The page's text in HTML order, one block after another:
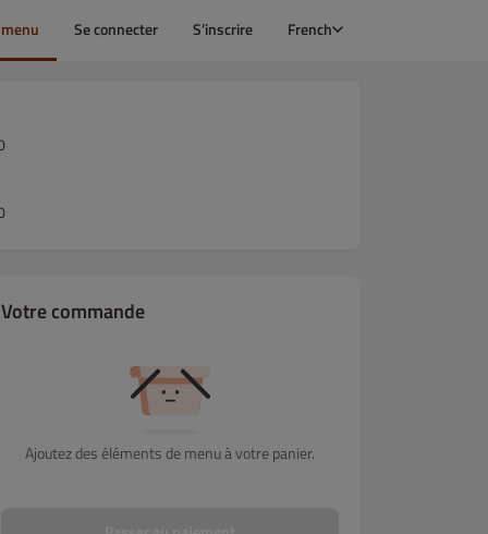
Se connecter S’inscrire French
CHAUDES
Votre commande
Ajoutez des éléments de menu à votre panier.